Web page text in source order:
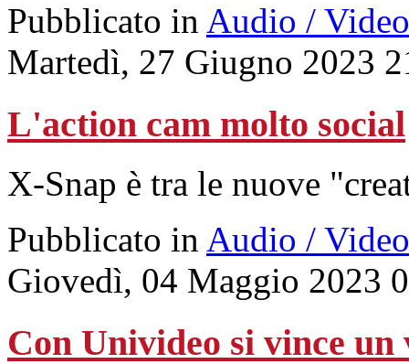
Pubblicato in Audio / Video
Martedì, 27 Giugno 2023
L'action cam molto social
X-Snap è tra le nuove
Pubblicato in Audio / Video
Giovedì, 04 Maggio 2023
Con Univideo si vince un